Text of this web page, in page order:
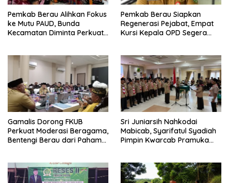
Pemkab Berau Alihkan Fokus
ke Mutu PAUD, Bunda
Kecamatan Diminta Perkuat
Pemkab Berau Siapkan
Regenerasi Pejabat, Empat
Kursi Kepala OPD Segera
Gamalis Dorong FKUB
Perkuat Moderasi Beragama,
Bentengi Berau dari Paham
Sri Juniarsih Nahkodai
Mabicab, Syarifatul Syadiah
Pimpin Kwarcab Pramuka